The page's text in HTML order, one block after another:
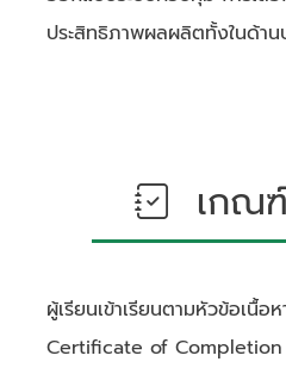
ประสิทธิภาพผลผลิตทั้งในด้า
เกณ
ผู้เรียนเข้าเรียนตามหัวข้อเนื้
Certificate of Completion